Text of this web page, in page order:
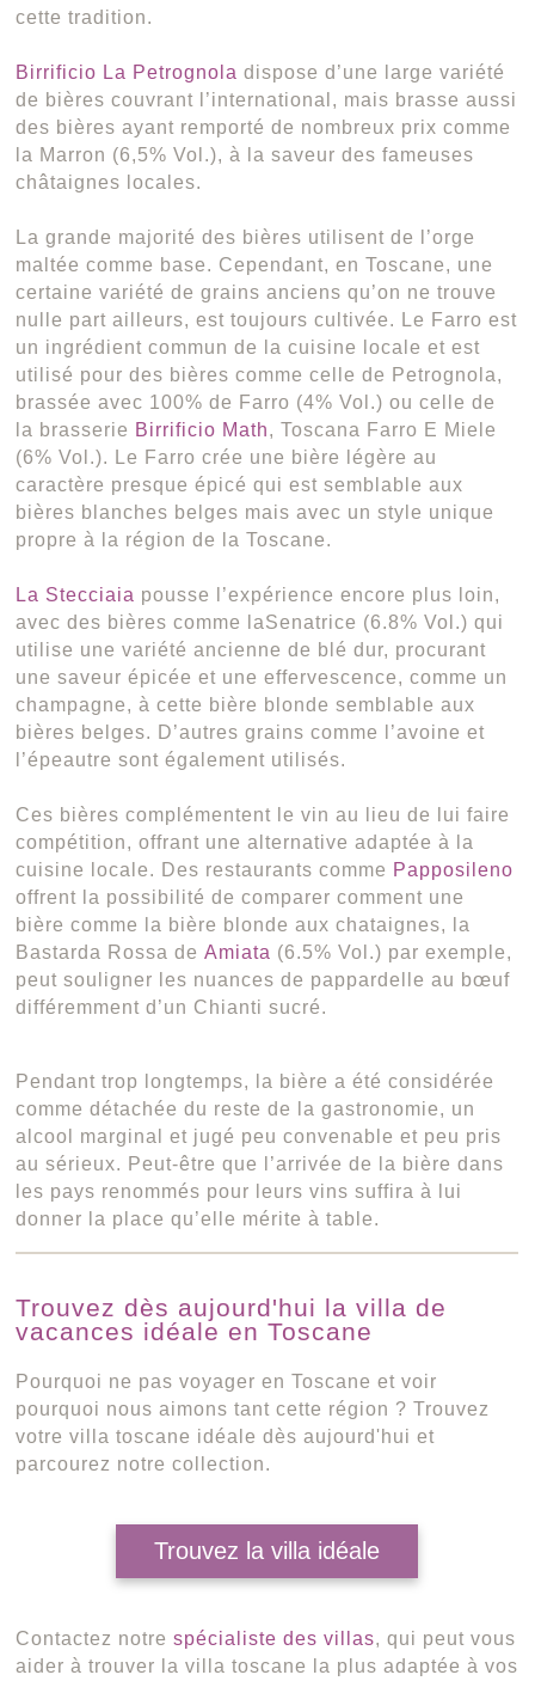
cette tradition.
Birrificio La Petrognola dispose d’une large variété
de bières couvrant l’international, mais brasse aussi
des bières ayant remporté de nombreux prix comme
la Marron (6,5% Vol.), à la saveur des fameuses
châtaignes locales.
La grande majorité des bières utilisent de l’orge
maltée comme base. Cependant, en Toscane, une
certaine variété de grains anciens qu’on ne trouve
nulle part ailleurs, est toujours cultivée. Le Farro est
un ingrédient commun de la cuisine locale et est
utilisé pour des bières comme celle de Petrognola,
brassée avec 100% de Farro (4% Vol.) ou celle de
la brasserie Birrificio Math, Toscana Farro E Miele
(6% Vol.). Le Farro crée une bière légère au
caractère presque épicé qui est semblable aux
bières blanches belges mais avec un style unique
propre à la région de la Toscane.
La Stecciaia pousse l’expérience encore plus loin,
avec des bières comme laSenatrice (6.8% Vol.) qui
utilise une variété ancienne de blé dur, procurant
une saveur épicée et une effervescence, comme un
champagne, à cette bière blonde semblable aux
bières belges. D’autres grains comme l’avoine et
l’épeautre sont également utilisés.
Ces bières complémentent le vin au lieu de lui faire
compétition, offrant une alternative adaptée à la
cuisine locale. Des restaurants comme Papposileno
offrent la possibilité de comparer comment une
bière comme la bière blonde aux chataignes, la
Bastarda Rossa deAmiata (6.5% Vol.) par exemple,
peut souligner les nuances de pappardelle au bœuf
différemment d’un Chianti sucré.
Pendant trop longtemps, la bière a été considérée
comme détachée du reste de la gastronomie, un
alcool marginal et jugé peu convenable et peu pris
au sérieux. Peut-être que l’arrivée de la bière dans
les pays renommés pour leurs vins suffira à lui
donner la place qu’elle mérite à table.
Trouvez dès aujourd'hui la villa de
vacances idéale en Toscane
Pourquoi ne pas voyager en Toscane et voir
pourquoi nous aimons tant cette région ? Trouvez
votre villa toscane idéale dès aujourd'hui et
parcourez notre collection.
Trouvez la villa idéale
Contactez notrespécialiste des villas, qui peut vous
aider à trouver la villa toscane la plus adaptée à vos